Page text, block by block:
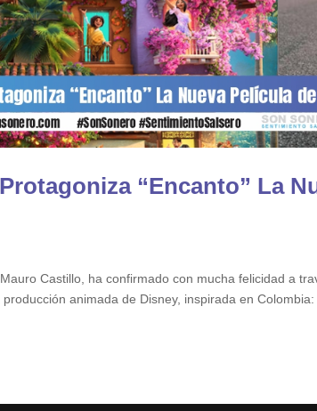
“Encanto” La
Castillo, ha confirmado con mucha felicidad a
animada de Disney, inspirada en Colombia: